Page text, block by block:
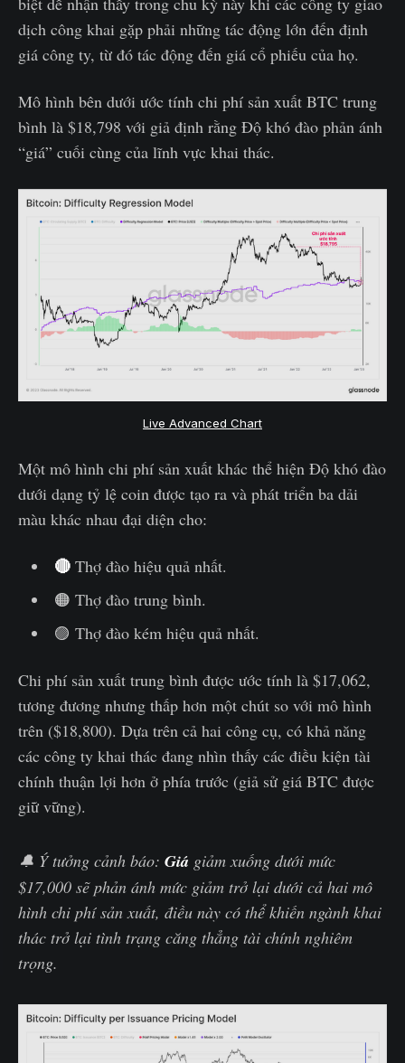
dịch công khai gặp phải những tác động lớn đến định
giá công ty, từ đó tác động đến giá cổ phiếu của họ.
Mô hình bên dưới ước tính chi phí sản xuất BTC trung
bình là $18,798 với giả định rằng Độ khó đào phản ánh
“giá” cuối cùng của lĩnh vực khai thác.
Live Advanced Chart
Một mô hình chi phí sản xuất khác thể hiện Độ khó đào
dưới dạng tỷ lệ coin được tạo ra và phát triển ba dải
màu khác nhau đại diện cho:
🔴Thợ đào hiệu quả nhất.
🟠 Thợ đào trung bình.
🟣 Thợ đào kém hiệu quả nhất.
Chi phí sản xuất trung bình được ước tính là $17,062,
tương đương nhưng thấp hơn một chút so với mô hình
trên ($18,800). Dựa trên cả hai công cụ, có khả năng
các công ty khai thác đang nhìn thấy các điều kiện tài
chính thuận lợi hơn ở phía trước (giả sử giá BTC được
giữ vững).
🔔 Ý tưởng cảnh báo: Giá giảm xuống dưới mức
$17,000 sẽ phản ánh mức giảm trở lại dưới cả hai mô
hình chi phí sản xuất, điều này có thể khiến ngành khai
thác trở lại tình trạng căng thẳng tài chính nghiêm
trọng.